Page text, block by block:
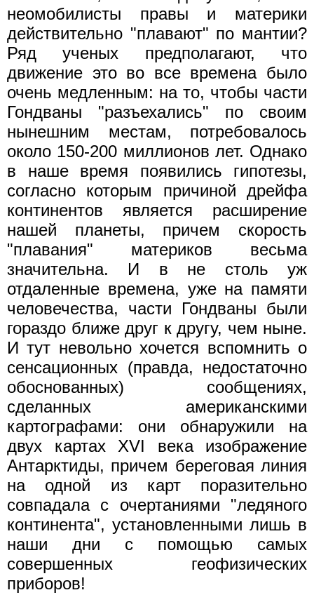
неомобилисты правы и материки
действительно "плавают" по мантии?
Ряд ученых предполагают, что
движение это во все времена было
очень медленным: на то, чтобы части
Гондваны "разъехались" по своим
нынешним местам, потребовалось
около 150-200 миллионов лет. Однако
в наше время появились гипотезы,
согласно которым причиной дрейфа
континентов является расширение
нашей планеты, причем скорость
"плавания" материков весьма
значительна. И в не столь уж
отдаленные времена, уже на памяти
человечества, части Гондваны были
гораздо ближе друг к другу, чем ныне.
И тут невольно хочется вспомнить о
сенсационных (правда, недостаточно
обоснованных) сообщениях,
сделанных американскими
картографами: они обнаружили на
двух картах XVI века изображение
Антарктиды, причем береговая линия
на одной из карт поразительно
совпадала с очертаниями "ледяного
континента", установленными лишь в
наши дни с помощью самых
совершенных геофизических
приборов!